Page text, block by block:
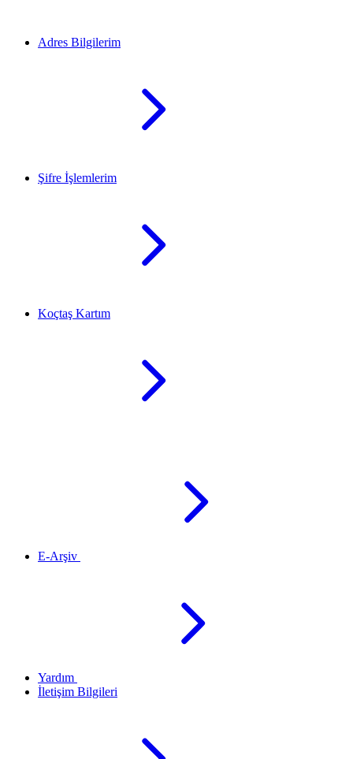
Adres Bilgilerim
Şifre İşlemlerim
Koçtaş Kartım
E-Arşiv
Yardım
İletişim Bilgileri